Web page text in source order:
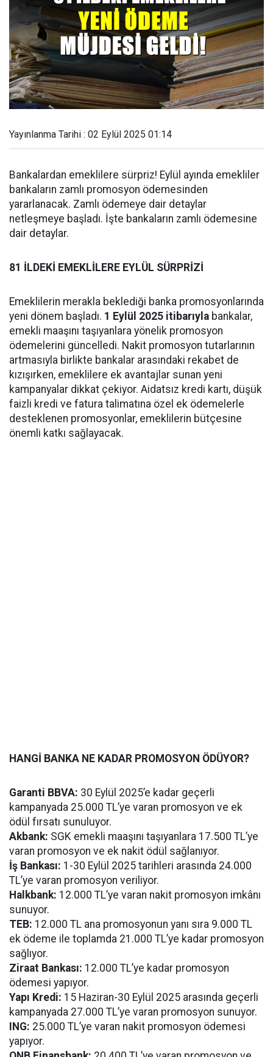
Yayınlanma Tarihi : 02 Eylül 2025 01:14
Bankalardan emeklilere sürpriz! Eylül ayında emekliler
bankaların zamlı promosyon ödemesinden
yararlanacak. Zamlı ödemeye dair detaylar
netleşmeye başladı. İşte bankaların zamlı ödemesine
dair detaylar.
81 İLDEKİ EMEKLİLERE EYLÜL SÜRPRİZİ
Emeklilerin merakla beklediği banka promosyonlarında
yeni dönem başladı. 1 Eylül 2025 itibarıyla bankalar,
emekli maaşını taşıyanlara yönelik promosyon
ödemelerini güncelledi. Nakit promosyon tutarlarının
artmasıyla birlikte bankalar arasındaki rekabet de
kızışırken, emeklilere ek avantajlar sunan yeni
kampanyalar dikkat çekiyor. Aidatsız kredi kartı, düşük
faizli kredi ve fatura talimatına özel ek ödemelerle
desteklenen promosyonlar, emeklilerin bütçesine
önemli katkı sağlayacak.
HANGİ BANKA NE KADAR PROMOSYON ÖDÜYOR?
Garanti BBVA: 30 Eylül 2025’e kadar geçerli
kampanyada 25.000 TL’ye varan promosyon ve ek
ödül fırsatı sunuluyor.
Akbank: SGK emekli maaşını taşıyanlara 17.500 TL’ye
varan promosyon ve ek nakit ödül sağlanıyor.
İş Bankası: 1-30 Eylül 2025 tarihleri arasında 24.000
TL’ye varan promosyon veriliyor.
Halkbank: 12.000 TL’ye varan nakit promosyon imkânı
sunuyor.
TEB: 12.000 TL ana promosyonun yanı sıra 9.000 TL
ek ödeme ile toplamda 21.000 TL’ye kadar promosyon
sağlıyor.
Ziraat Bankası: 12.000 TL’ye kadar promosyon
ödemesi yapıyor.
Yapı Kredi: 15 Haziran-30 Eylül 2025 arasında geçerli
kampanyada 27.000 TL’ye varan promosyon sunuyor.
ING: 25.000 TL’ye varan nakit promosyon ödemesi
yapıyor.